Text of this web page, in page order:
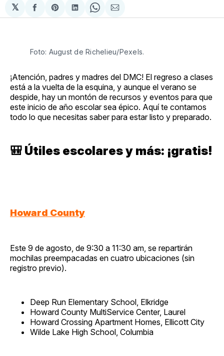
𝕏
Compartir
en
Share
on
Compartir
en
Share
on
Compartir
via
Foto: August de Richelieu/Pexels.
¡Atención, padres y madres del DMC! El regreso a clases
está a la vuelta de la esquina, y aunque el verano se
despide, hay un montón de recursos y eventos para que
este inicio de año escolar sea épico. Aquí te contamos
todo lo que necesitas saber para estar listo y preparado.
🎒 Útiles escolares y más: ¡gratis!
Howard County
Este 9 de agosto, de 9:30 a 11:30 am, se repartirán
mochilas preempacadas en cuatro ubicaciones (sin
registro previo).
Deep Run Elementary School, Elkridge
Howard County MultiService Center, Laurel
Howard Crossing Apartment Homes, Ellicott City
Wilde Lake High School, Columbia